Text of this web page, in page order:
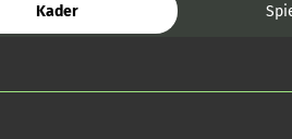
Kader